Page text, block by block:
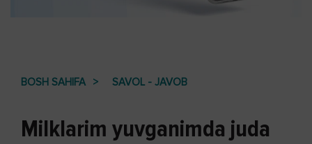
BOSH SAHIFA SAVOL - JAVOB
Milklarim yuvganimda juda